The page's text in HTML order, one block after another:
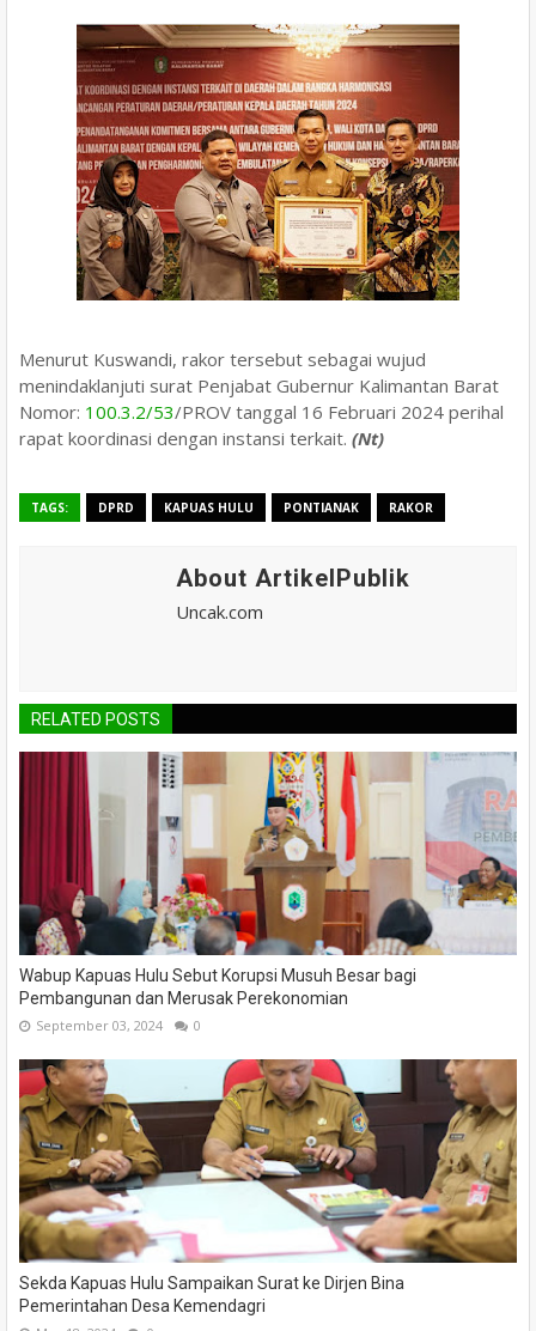
Menurut Kuswandi, rakor tersebut sebagai wujud
menindaklanjuti surat Penjabat Gubernur Kalimantan Barat
Nomor: 100.3.2/53/PROV tanggal 16 Februari 2024 perihal
rapat koordinasi dengan instansi terkait. (Nt)
TAGS: DPRD KAPUAS HULU PONTIANAK RAKOR
About ArtikelPublik
Uncak.com
RELATED POSTS
Wabup Kapuas Hulu Sebut Korupsi Musuh Besar bagi
Pembangunan dan Merusak Perekonomian
September 03, 2024 0
Sekda Kapuas Hulu Sampaikan Surat ke Dirjen Bina
Pemerintahan Desa Kemendagri